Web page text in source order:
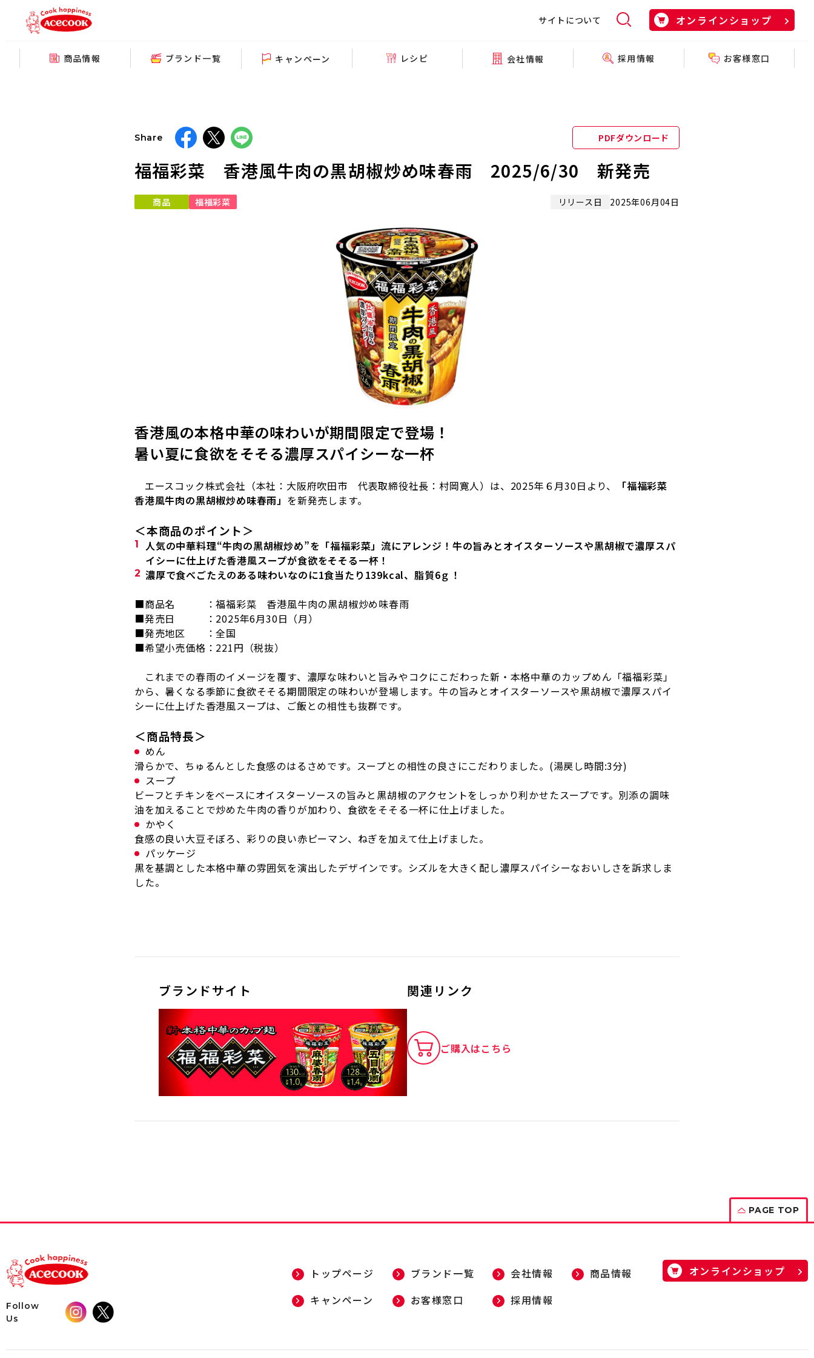
サイトについて オンラインショップ
商品情報 ブランド一覧 キャンペーン レシピ 会社情報 採用情報 お客様窓口
Share PDFダウンロード
福福彩菜 香港風牛肉の黒胡椒炒め味春雨 2025/6/30 新発売
商品 福福彩菜 リリース日 2025年06月04日
香港風の本格中華の味わいが期間限定で登場！
暑い夏に食欲をそそる濃厚スパイシーな一杯
エースコック株式会社（本社：大阪府吹田市 代表取締役社長：村岡寛人）は、 2025年６月30日より、
「福福彩菜
香港風牛肉の黒胡椒炒め味春雨」 を新発売します。
＜本商品のポイント＞
人気の中華料理“牛肉の黒胡椒炒め”を「福福彩菜」流にアレンジ！牛の旨みとオイスターソースや黒胡椒で濃厚スパ
イシーに仕上げた香港風スープが食欲をそそる一杯！
濃厚で食べごたえのある味わいなのに1食当たり 139kcal、脂質6ｇ！
■商品名 ：福福彩菜 香港風牛肉の黒胡椒炒め味春雨
■発売日 ： 2025年6月30日（月）
■発売地区 ：全国
■希望小売価格： 221円（税抜）
これまでの春雨のイメージを覆す、濃厚な味わいと旨みやコクにこだわった新・本格中華のカップめん「福福彩菜」
から、暑くなる季節に食欲そそる期間限定の味わいが登場します。牛の旨みとオイスターソースや黒胡椒で濃厚スパイ
シーに仕上げた香港風スープは、ご飯との相性も抜群です。
＜商品特長＞
めん
滑らかで、ちゅるんとした食感のはるさめです。スープとの相性の良さにこだわりました。(湯戻し時間:3分)
スープ
ビーフとチキンをベースにオイスターソースの旨みと黒胡椒のアクセントをしっかり利かせたスープです。別添の調味
油を加えることで炒めた牛肉の香りが加わり、食欲をそそる一杯に仕上げました。
かやく
食感の良い大豆そぼろ、彩りの良い赤ピーマン、ねぎを加えて仕上げました。
パッケージ
黒を基調とした本格中華の雰囲気を演出したデザインです。シズルを大きく配し濃厚スパイシーなおいしさを訴求しま
した。
ブランドサイト 関連リンク
ご購入はこちら
PAGE TOP
Follow
Us
トップページ ブランド一覧 会社情報
商品情報
キャンペーン
お客様窓口 採用情報
オンラインショップ